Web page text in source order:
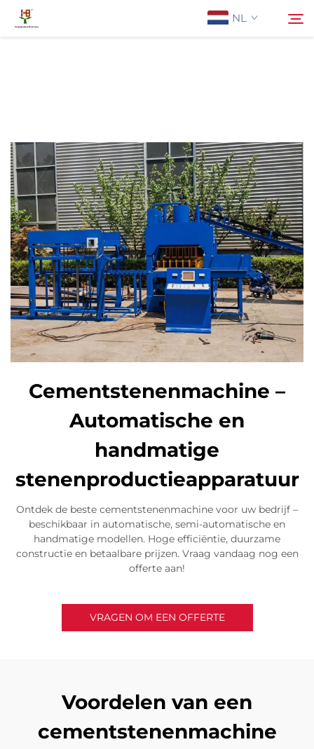
NL
Toepassing
Nieuws
Neem contact met ons op
Cementstenenmachine –
Automatische en
handmatige
stenenproductieapparatuur
Ontdek de beste cementstenenmachine voor uw bedrijf –
beschikbaar in automatische, semi-automatische en
handmatige modellen. Hoge efficiëntie, duurzame
constructie en betaalbare prijzen. Vraag vandaag nog een
offerte aan!
VRAGEN OM EEN OFFERTE
Voordelen van een
cementstenenmachine